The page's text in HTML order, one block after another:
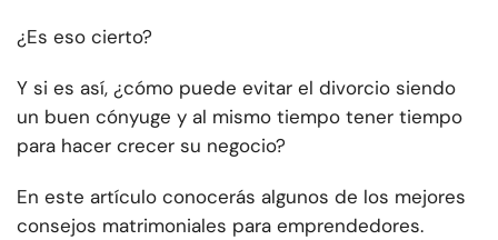
¿Es eso cierto?
Y si es así, ¿cómo puede evitar el divorcio siendo
un buen cónyuge y al mismo tiempo tener tiempo
para hacer crecer su negocio?
En este artículo conocerás algunos de los mejores
consejos matrimoniales para emprendedores.